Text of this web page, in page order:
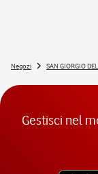
Negozi SAN GIORGIO
Gestisci nel